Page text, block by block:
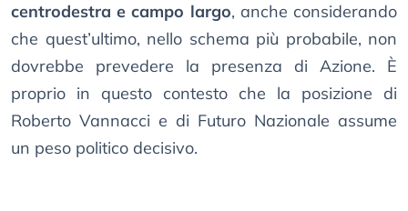
centrodestra e campo largo, anche considerando
che quest’ultimo, nello schema più probabile, non
dovrebbe prevedere la presenza di Azione. È
proprio in questo contesto che la posizione di
Roberto Vannacci e di Futuro Nazionale assume
un peso politico decisivo.